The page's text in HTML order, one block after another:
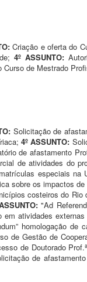
Criação e oferta do
4º ASSUNTO:
Curso de Mestrado
Solicitação de
4º ASSUNTO:
de afastamento
de atividades do
especiais na
sobre os impactos
costeiros do Rio
"Ad
atividades
homologação
de Gestão de
de Doutorado
de